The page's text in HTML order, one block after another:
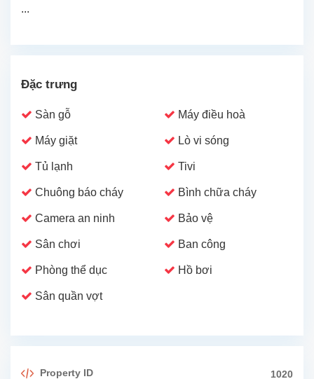
...
Đặc trưng
Sàn gỗ Máy điều hoà
Máy giặt Lò vi sóng
Tủ lạnh Tivi
Chuông báo cháy Bình chữa cháy
Camera an ninh Bảo vệ
Sân chơi Ban công
Phòng thể dục Hồ bơi
Sân quần vợt
Property ID 1020